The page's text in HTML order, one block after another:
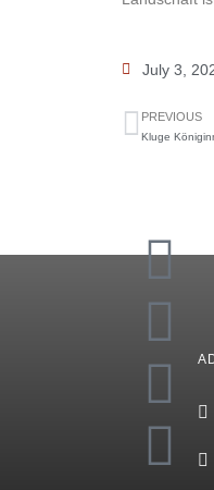
July 3,
PREVIOUS
Kluge